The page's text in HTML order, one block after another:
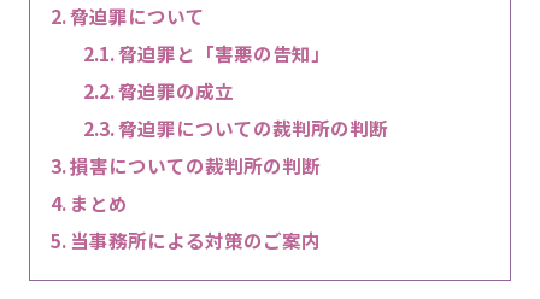
脅迫罪について
脅迫罪と「害悪の告知」
脅迫罪の成立
脅迫罪についての裁判所の判断
損害についての裁判所の判断
まとめ
当事務所による対策のご案内